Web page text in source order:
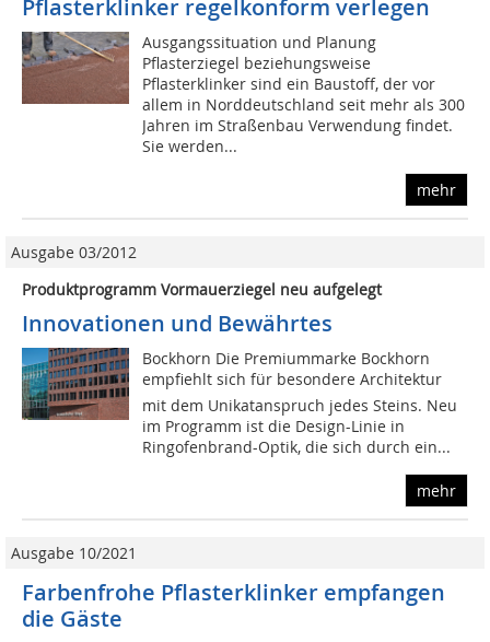
Pflasterklinker regelkonform verlegen
Ausgangssituation und Planung
Pflasterziegel beziehungsweise
Pflasterklinker sind ein Baustoff, der vor
allem in Norddeutschland seit mehr als 300
Jahren im Straßenbau Verwendung findet.
Sie werden...
mehr
Ausgabe 03/2012
Produktprogramm Vormauerziegel neu aufgelegt
Innovationen und Bewährtes
Bockhorn Die Premiummarke Bockhorn
empfiehlt sich für besondere Architektur 
mit dem Unikatanspruch jedes Steins. Neu
im Programm ist die Design-Linie in
Ringofenbrand-Optik, die sich durch ein...
mehr
Ausgabe 10/2021
Farbenfrohe Pflasterklinker empfangen
die Gäste